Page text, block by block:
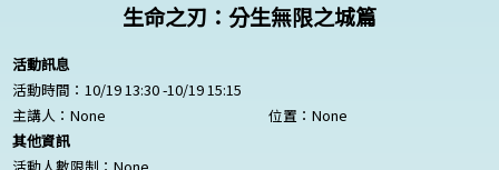
生命之刃：分生無限之城篇
活動訊息
活動時間：10/19 13:30 -10/19 15:15
主講人： None 位置： None
其他資訊